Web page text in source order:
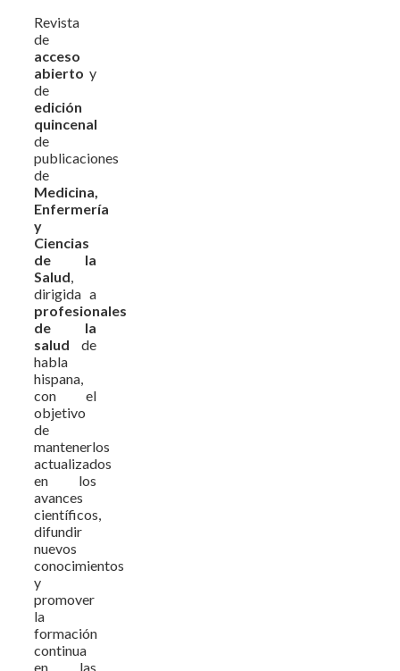
Revista
de
acceso
abierto y
de
edición
quincenal
de
publicaciones
de
Medicina,
Enfermería
y
Ciencias
de la
Salud
dirigida a
profesionales
de la
salud de
habla
hispana,
con el
objetivo
de
mantenerlos
actualizados
en los
avances
científicos,
difundir
nuevos
conocimientos
y
promover
la
formación
continua
en las